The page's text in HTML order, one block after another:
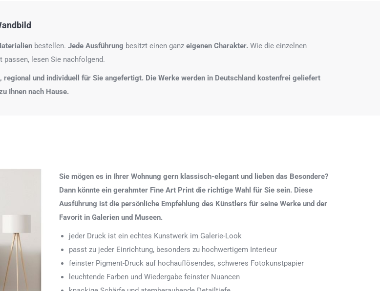
bestellen. Jede Ausführung besitzt einen ganz eigenen Charakter. Wie die einzelnen
lesen Sie nachfolgend.
und individuell für Sie angefertigt. Die Werke werden in Deutschland kostenfrei geliefert
Ihnen nach Hause.
Sie mögen es in Ihrer Wohnung gern klassisch-elegant und lieben das Besondere?
Dann könnte ein gerahmter Fine Art Print die richtige Wahl für Sie sein. Diese
Ausführung ist die persönliche Empfehlung des Künstlers für seine Werke und der
Favorit in Galerien und Museen.
jeder Druck ist ein echtes Kunstwerk im Galerie-Look
passt zu jeder Einrichtung, besonders zu hochwertigem Interieur
feinster Pigment-Druck auf hochauflösendes, schweres Fotokunstpapier
leuchtende Farben und Wiedergabe feinster Nuancen